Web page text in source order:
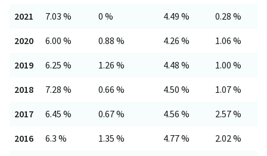
2021 7.03 % 0 % 4.49 % 0.28 %
2020 6.00 % 0.88 % 4.26 % 1.06 %
2019 6.25 % 1.26 % 4.48 % 1.00 %
2018 7.28 % 0.66 % 4.50 % 1.07 %
2017 6.45 % 0.67 % 4.56 % 2.57 %
2016 6.3 % 1.35 % 4.77 % 2.02 %